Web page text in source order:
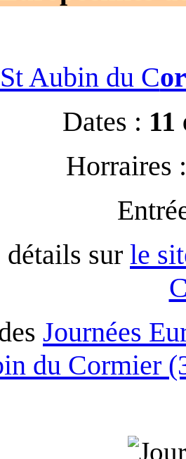
St Aubin du C
Dates :
Horraires
détails sur le
Journées
du Cormier